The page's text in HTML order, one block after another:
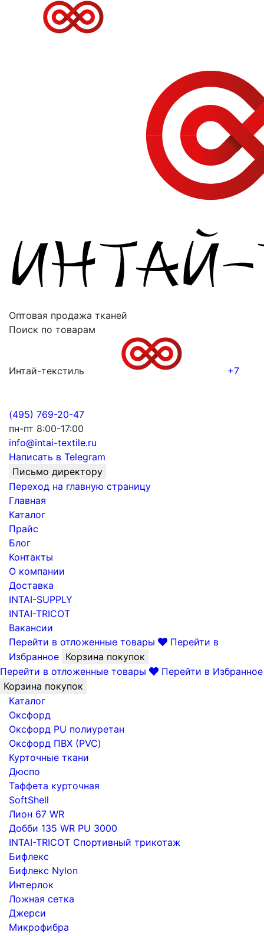
Оптовая продажа тканей
Поиск по товарам
Интай-текстиль +7
(495) 769-20-47
пн-пт 8:00-17:00
info@intai-textile.ru
Написать в Telegram
Письмо директору
Переход на главную страницу
Главная
Каталог
Прайс
Блог
Контакты
О компании
Доставка
INTAI-SUPPLY
INTAI-TRICOT
Вакансии
Перейти в отложенные товары
Перейти в
Избранное Корзина покупок
Перейти в отложенные товары
Перейти в Избранное
Корзина покупок
Каталог
Оксфорд
Оксфорд PU полиуретан
Оксфорд ПВХ (PVC)
Курточные ткани
Дюспо
Таффета курточная
SoftShell
Лион 67 WR
Добби 135 WR PU 3000
INTAI-TRICOT Спортивный трикотаж
Бифлекс
Бифлекс Nylon
Интерлок
Ложная сетка
Джерси
Микрофибра